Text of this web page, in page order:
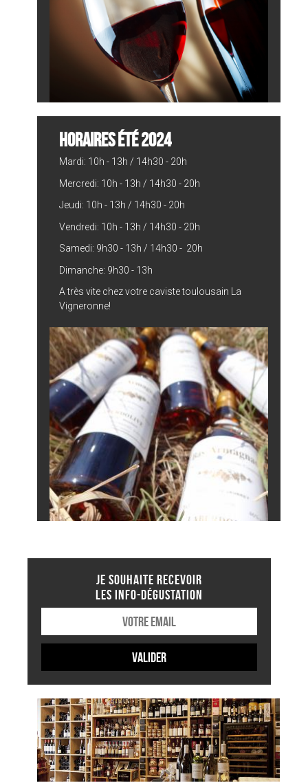
HORAIRES ÉTÉ 2024
Mardi: 10h - 13h / 14h30 - 20h
Mercredi: 10h - 13h / 14h30 - 20h
Jeudi: 10h - 13h / 14h30 - 20h
Vendredi: 10h - 13h / 14h30 - 20h
Samedi: 9h30 - 13h / 14h30 - 20h
Dimanche: 9h30 - 13h
A très vite chez votre caviste toulousain La
Vigneronne!
JE SOUHAITE RECEVOIR
LES INFO-DÉGUSTATION